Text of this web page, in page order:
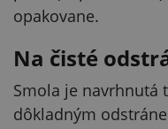
opakovane.
Na čisté
Smola je navrhnutá
dôkladným